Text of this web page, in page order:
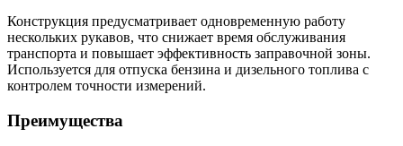
Конструкция предусматривает одновременную работу
нескольких рукавов, что снижает время обслуживания
транспорта и повышает эффективность заправочной зоны.
Используется для отпуска бензина и дизельного топлива с
контролем точности измерений.
Преимущества